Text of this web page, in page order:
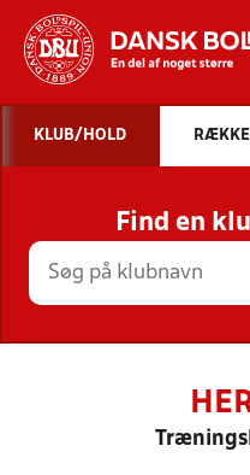
STILLINGER,
KLUB/HOLD RÆKKE
Find en